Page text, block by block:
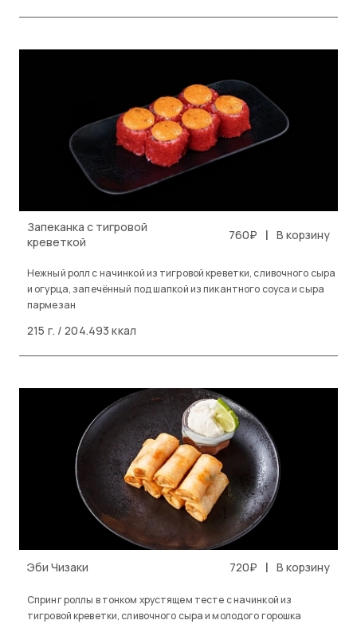
Запеканка с тигровой
креветкой
760₽ | В корзину
Нежный ролл с начинкой из тигровой креветки, сливочного сыра
и огурца, запечённый под шапкой из пикантного соуса и сыра
пармезан
215 г. / 204.493 ккал
Эби Чизаки 720₽ | В корзину
Спринг роллы в тонком хрустящем тесте с начинкой из
тигровой креветки, сливочного сыра и молодого горошка